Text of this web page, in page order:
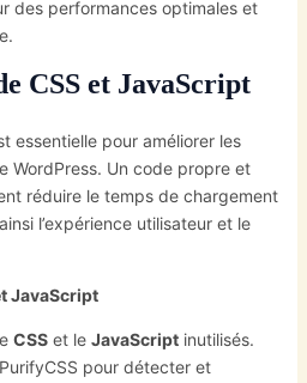
des performances optimales et
CSS et JavaScript
essentielle pour améliorer les
WordPress. Un code propre et
réduire le temps de chargement
l’expérience utilisateur et le
JavaScript
CSSet le JavaScriptinutilisés.
pour détecter et